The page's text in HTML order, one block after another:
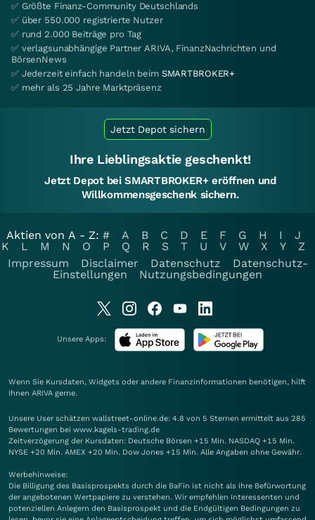
✅ Größte Finanz-Community Deutschlands
✅ über 550.000 registrierte Nutzer
✅ rund 2.000 Beiträge pro Tag
✅ verlagsunabhängige Partner ARIVA, FinanzNachrichten und
BörsenNews
✅ Jederzeit einfach handeln beim SMARTBROKER+
✅ mehr als 25 Jahre Marktpräsenz
Jetzt Depot sichern
Ihre Lieblingsaktie geschenkt!
Jetzt Depot bei SMARTBROKER+ eröffnen und
Willkommensgeschenk sichern.
Aktien von A - Z: # A B C D E F G H I
J
K
L M N O P Q R S T U V W X Y
Z
Impressum
Disclaimer Datenschutz
Datenschutz-
Einstellungen
Nutzungsbedingungen
Unsere Apps:
Wenn Sie Kursdaten, Widgets oder andere Finanzinformationen benötigen, hilft
Ihnen ARIVA gerne.
Unsere User schätzen wallstreet-online.de: 4.8 von 5 Sternen ermittelt aus 285
Bewertungen bei www.kagels-trading.de
Zeitverzögerung der Kursdaten: Deutsche Börsen +15 Min. NASDAQ +15 Min.
NYSE +20 Min. AMEX +20 Min. Dow Jones +15 Min. Alle Angaben ohne Gewähr.
Werbehinweise:
Die Billigung des Basisprospekts durch die BaFin ist nicht als ihre Befürwortung
der angebotenen Wertpapiere zu verstehen. Wir empfehlen Interessenten und
potenziellen Anlegern den Basisprospekt und die Endgültigen Bedingungen zu